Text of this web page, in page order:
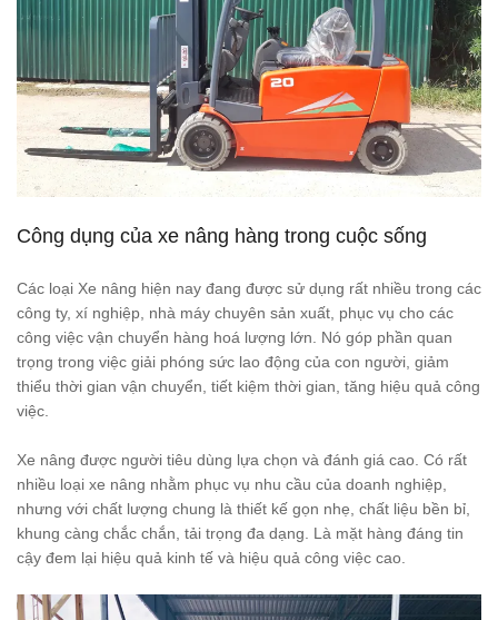
Công dụng của xe nâng hàng trong cuộc sống
Các loại Xe nâng hiện nay đang được sử dụng rất nhiều trong các
công ty, xí nghiệp, nhà máy chuyên sản xuất, phục vụ cho các
công việc vận chuyển hàng hoá lượng lớn. Nó góp phần quan
trọng trong việc giải phóng sức lao động của con người, giảm
thiểu thời gian vận chuyển, tiết kiệm thời gian, tăng hiệu quả công
việc.
Xe nâng được người tiêu dùng lựa chọn và đánh giá cao. Có rất
nhiều loại xe nâng nhằm phục vụ nhu cầu của doanh nghiệp,
nhưng với chất lượng chung là thiết kế gọn nhẹ, chất liệu bền bỉ,
khung càng chắc chắn, tải trọng đa dạng. Là mặt hàng đáng tin
cậy đem lại hiệu quả kinh tế và hiệu quả công việc cao.